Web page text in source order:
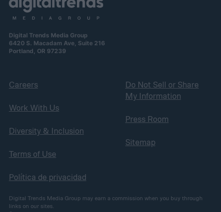
Digital Trends Media Group
6420 S. Macadam Ave, Suite 216
Portland, OR 97239
Careers
Work With Us
Diversity & Inclusion
Terms of Use
Política de privacidad
Do Not Sell or Share
My Information
Press Room
Sitemap
Digital Trends Media Group may earn a commission when you buy through
links on our sites.